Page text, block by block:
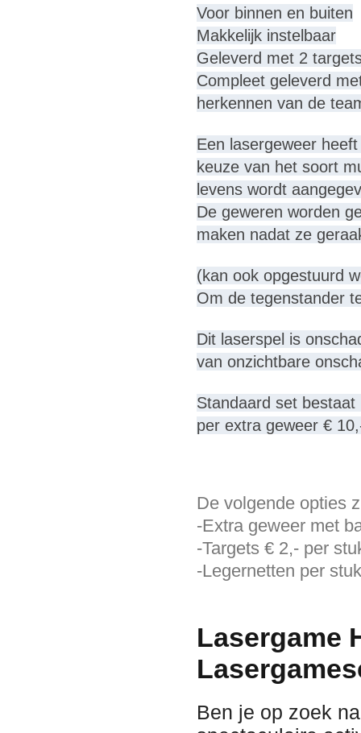
Voor binnen en buiten
Makkelijk instelbaar
Geleverd met 2
Compleet geleverd
herkennen van de
Een lasergeweer
keuze van het soort
levens wordt
De geweren worden
maken nadat ze
(kan ook opgestuurd
Om de tegenstander
Dit laserspel is
van onzichtbare
Standaard set
per extra geweer €
De volgende opties
-Extra geweer met
-Targets € 2,- per
-Legernetten per
Lasergame
Ben je op zoek